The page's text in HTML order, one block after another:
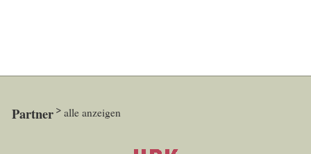
Partner alle anzeigen